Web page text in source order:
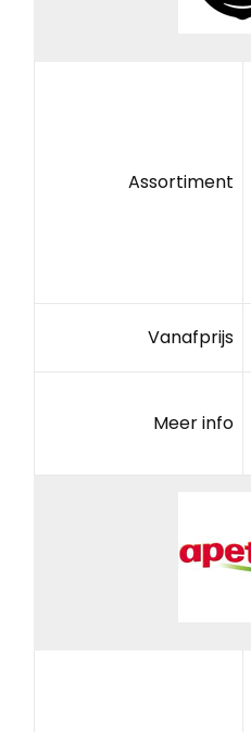
Assortiment
Vanafprijs
Meer info